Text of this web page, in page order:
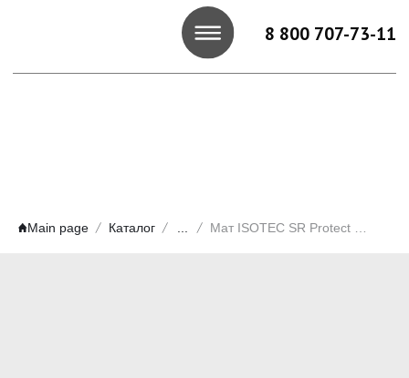
8 800 707-73-11
Main page Каталог